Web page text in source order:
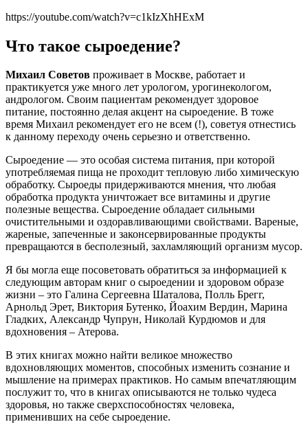
https://youtube.com/watch?v=c1kIzXhHExM
Что такое сыроедение?
Михаил Советов проживает в Москве, работает и
практикуется уже много лет урологом, урогинекологом,
андрологом. Своим пациентам рекомендует здоровое
питание, постоянно делая акцент на сыроедение. В тоже
время Михаил рекомендует его не всем (!), советуя отнестись
к данному переходу очень серьезно и ответственно.
Сыроедение — это особая система питания, при которой
употребляемая пища не проходит тепловую либо химическую
обработку. Сыроеды придерживаются мнения, что любая
обработка продукта уничтожает все витамины и другие
полезные вещества. Сыроедение обладает сильными
очистительными и оздоравливающими свойствами. Вареные,
жареные, запеченные и законсервированные продукты
превращаются в бесполезный, захламляющий организм мусор.
Я бы могла еще посоветовать обратиться за информацией к
следующим авторам книг о сыроедении и здоровом образе
жизни – это Галина Сергеевна Шаталова, Полль Брегг,
Арнольд Эрет, Виктория Бутенко, Йоахим Вердин, Марина
Гладких, Александр Чупрун, Николай Курдюмов и для
вдохновения – Атерова.
В этих книгах можно найти великое множество
вдохновляющих моментов, способных изменить сознание и
мышление на примерах практиков. Но самым впечатляющим
послужит то, что в книгах описываются не только чудеса
здоровья, но также сверхспособностях человека,
применивших на себе сыроедение.